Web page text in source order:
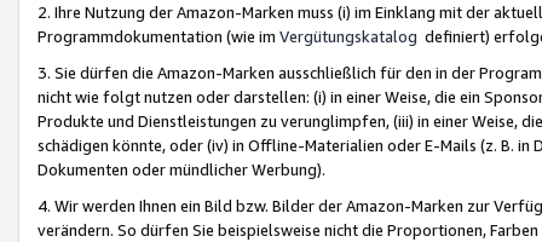
2. Ihre Nutzung der Amazon-Marken muss (i) im Einklang mit der
Programmdokumentation (wie im Vergütungskatalog definiert)
3. Sie dürfen die Amazon-Marken ausschließlich für den in der
nicht wie folgt nutzen oder darstellen: (i) in einer Weise, die ein
Produkte und Dienstleistungen zu verunglimpfen, (iii) in einer Weise,
schädigen könnte, oder (iv) in Offline-Materialien oder E-Mails (z. B. in
Dokumenten oder mündlicher Werbung).
4. Wir werden Ihnen ein Bild bzw. Bilder der Amazon-Marken zur
verändern. So dürfen Sie beispielsweise nicht die Proportionen,